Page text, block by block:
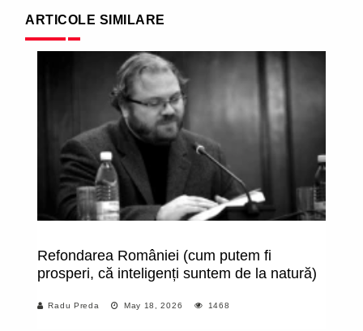
ARTICOLE SIMILARE
Refondarea României (cum putem fi
prosperi, că inteligenți suntem de la natură)
Radu Preda May 18, 2026 1468